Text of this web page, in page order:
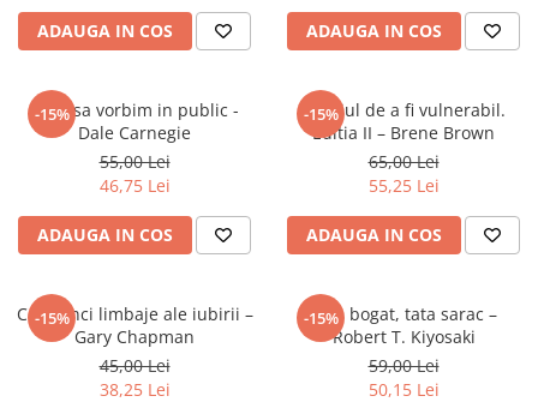
Ascutițori
Mine și rezerve
Cretă școlară și creativă
Accesorii școlare
Coperți caiete si cărți
Etichete școlare
Carnete pentru elevi
Lupe și articole educative
Foarfece școlare
Globuri pământești
Cutii sandwich și caserole
ADAUGA IN COS ADAUGA IN COS
-15%
Cum sa vorbim in public -
Dale Carnegie
55,00 Lei
46,75 Lei
ADAUGA IN COS
-15%
Curajul de a fi vulnerabil.
Editia II – Brene Brown
65,00 Lei
55,25 Lei
ADAUGA IN COS
-15%
Cele cinci limbaje ale iubirii –
Gary Chapman
45,00 Lei
38,25 Lei
-15%
Tata bogat, tata sarac –
Robert T. Kiyosaki
59,00 Lei
50,15 Lei